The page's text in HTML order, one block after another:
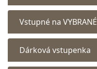
Vstupné na
Dárková vstupenka